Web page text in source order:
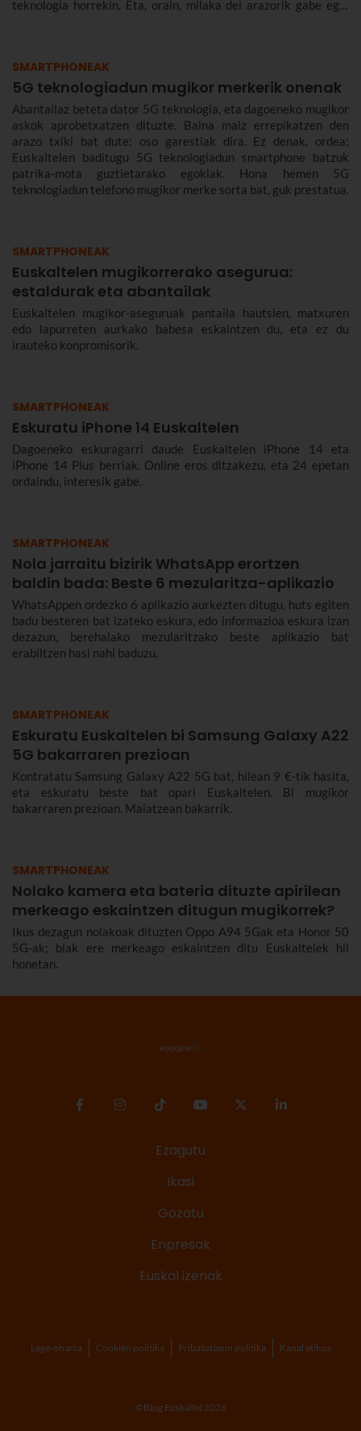
teknologia horrekin. Eta, orain, milaka dei arazorik gabe egin
SMARTPHONEAK
5G teknologiadun mugikor merkerik onenak
Abantailaz beteta dator 5G teknologia, eta dagoeneko mugikor
askok aprobetxatzen dituzte. Baina maiz errepikatzen den
arazo txiki bat dute: oso garestiak dira. Ez denak, ordea;
Euskaltelen baditugu 5G teknologiadun smartphone batzuk
patrika-mota guztietarako egokiak. Hona hemen 5G
teknologiadun telefono mugikor merke sorta bat, guk prestatua.
SMARTPHONEAK
Euskaltelen mugikorrerako asegurua:
estaldurak eta abantailak
Euskaltelen mugikor-aseguruak pantaila hautsien, matxuren
edo lapurreten aurkako babesa eskaintzen du, eta ez du
irauteko konpromisorik.
SMARTPHONEAK
Eskuratu iPhone 14 Euskaltelen
Dagoeneko eskuragarri daude Euskaltelen iPhone 14 eta
iPhone 14 Plus berriak. Online eros ditzakezu, eta 24 epetan
ordaindu, interesik gabe.
SMARTPHONEAK
Nola jarraitu bizirik WhatsApp erortzen
baldin bada: Beste 6 mezularitza-aplikazio
WhatsAppen ordezko 6 aplikazio aurkezten ditugu, huts egiten
badu besteren bat izateko eskura, edo informazioa eskura izan
dezazun, berehalako mezularitzako beste aplikazio bat
erabiltzen hasi nahi baduzu.
SMARTPHONEAK
Eskuratu Euskaltelen bi Samsung Galaxy A22
5G bakarraren prezioan
Kontratatu Samsung Galaxy A22 5G bat, hilean 9 €-tik hasita,
eta eskuratu beste bat opari Euskaltelen. Bi mugikor
bakarraren prezioan. Maiatzean bakarrik.
SMARTPHONEAK
Nolako kamera eta bateria dituzte apirilean
merkeago eskaintzen ditugun mugikorrek?
Ikus dezagun nolakoak dituzten Oppo A94 5Gak eta Honor 50
5G-ak; biak ere merkeago eskaintzen ditu Euskaltelek hil
honetan.
Ezagutu
Ikasi
Gozatu
Enpresak
Euskal izenak
Lege-oharra Cookien politika Pribatutasun politika Kanal etikoa
©Blog Euskaltel 2026